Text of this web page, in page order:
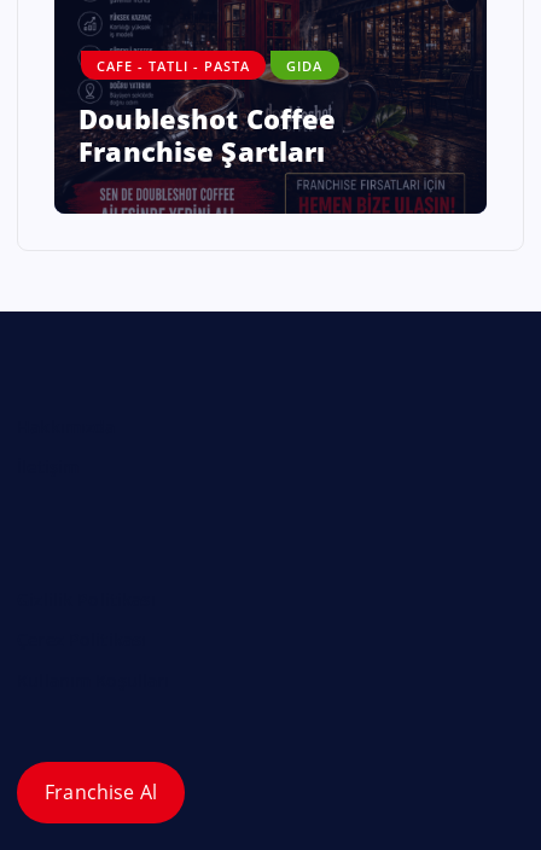
CAFE - TATLI - PASTA GIDA
Doubleshot Coffee
Franchise Şartları
Franchise Al